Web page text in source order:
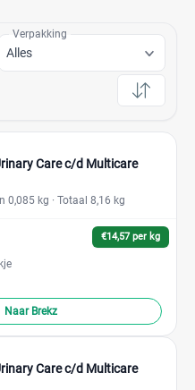
Verpakking
Alles
Care c/d Multicare
0,085 kg · Totaal 8,16 kg
€14,57 per kg
Naar Brekz
Care c/d Multicare